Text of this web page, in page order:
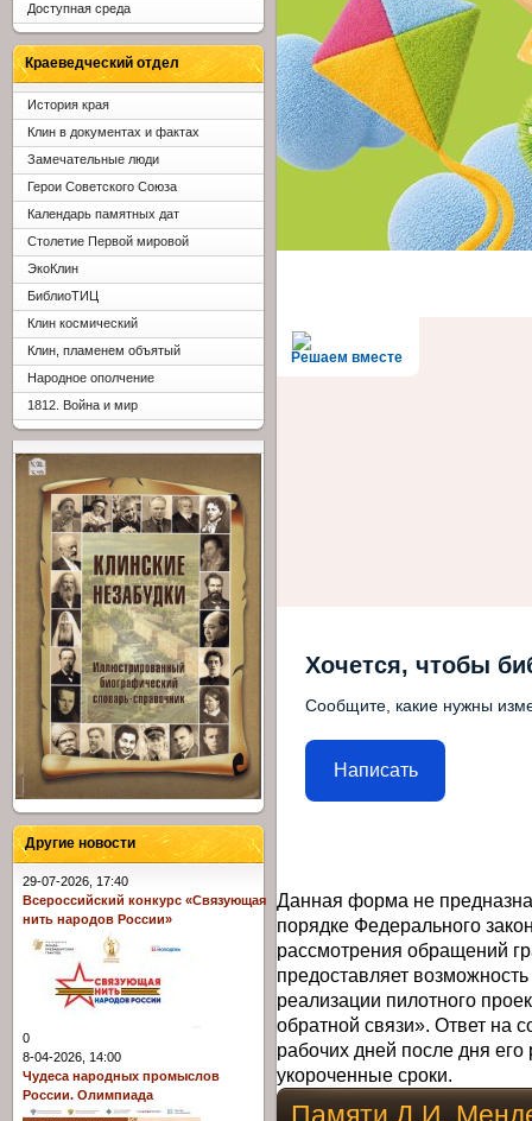
Решаем вместе
Хочется, чтобы
Сообщите, какие нужны
Написать
Данная форма не
порядке Федерального
рассмотрения обращений
предоставляет
реализации пилотного
обратной связи». Ответ на
рабочих дней после дня
укороченные сроки.
Доступная среда
Краеведческий отдел
История края
Клин в документах и фактах
Замечательные люди
Герои Советского Союза
Календарь памятных дат
Столетие Первой мировой
ЭкоКлин
БиблиоТИЦ
Клин космический
Клин, пламенем объятый
Народное ополчение
1812. Война и мир
Другие новости
29-07-2026, 17:40
Всероссийский конкурс «Связующая
нить народов России»
0
8-04-2026, 14:00
Чудеса народных промыслов
России. Олимпиада